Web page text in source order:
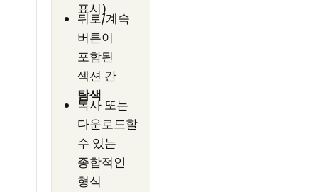
표시)
뒤로/계속
버튼이
포함된
섹션 간
탐색
복사 또는
다운로드할
수 있는
종합적인
형식